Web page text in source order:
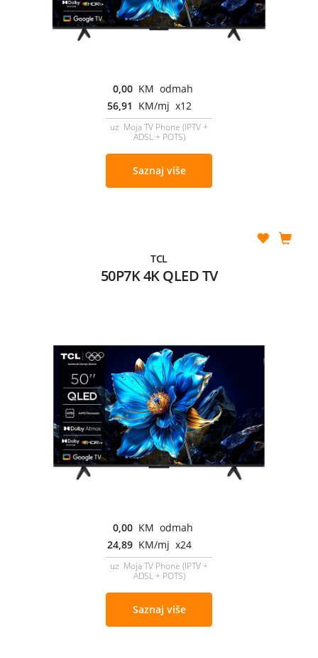
0,00 KM odmah
56,91 KM/mj x12
uz Moja TV Phone (IPTV +
ADSL + POTS)
Saznaj više
TCL
50P7K 4K QLED TV
0,00 KM odmah
24,89 KM/mj x24
uz Moja TV Phone (IPTV +
ADSL + POTS)
Saznaj više